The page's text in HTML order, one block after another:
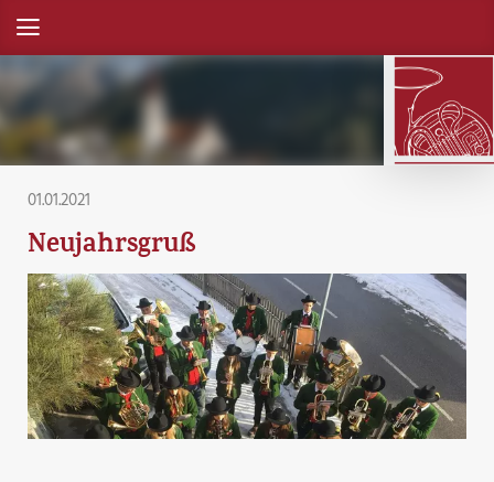
01.01.2021
Neujahrsgruß